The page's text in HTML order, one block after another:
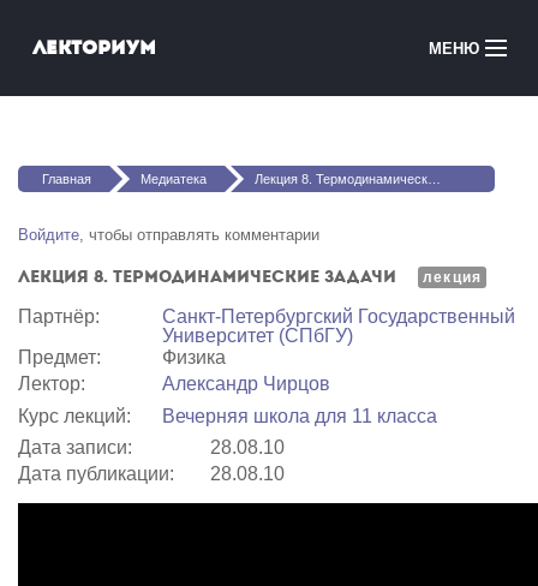
Лекториум МЕНЮ
Медиатека
Courses in English
Вы здесь
Главная Медиатека Лекция 8. Термодинамические задачи
Войдите, чтобы отправлять комментарии
Лекция 8. Термодинамические задачи лекция
Партнёр:
Санкт-Петербургский Государственный
Университет (СПбГУ)
Предмет:
Физика
Лектор:
Александр Чирцов
Курс лекций:
Вечерняя школа для 11 класса
Дата записи:
28.08.10
Дата публикации:
28.08.10